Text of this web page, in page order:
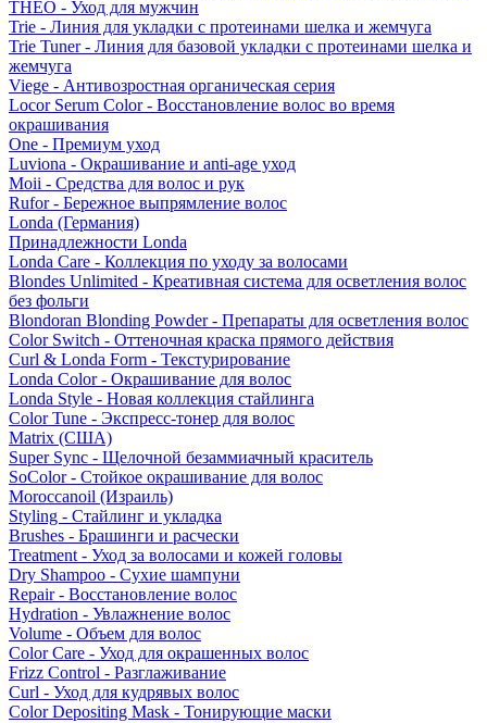
THEO - Уход для мужчин
Trie - Линия для укладки с протеинами шелка и жемчуга
Trie Tuner - Линия для базовой укладки с протеинами шелка и
жемчуга
Viege - Антивозростная органическая серия
Locor Serum Color - Восстановление волос во время
окрашивания
One - Премиум уход
Luviona - Окрашивание и anti-age уход
Moii - Средства для волос и рук
Rufor - Бережное выпрямление волос
Londa (Германия)
Принадлежности Londa
Londa Care - Коллекция по уходу за волосами
Blondes Unlimited - Креативная система для осветления волос
без фольги
Blondoran Blonding Powder - Препараты для осветления волос
Color Switch - Оттеночная краска прямого действия
Curl & Londa Form - Текстурирование
Londa Color - Окрашивание для волос
Londa Style - Новая коллекция стайлинга
Color Tune - Экспресс-тонер для волос
Matrix (США)
Super Sync - Щелочной безаммиачный краситель
SoColor - Стойкое окрашивание для волос
Moroccanoil (Израиль)
Styling - Стайлинг и укладка
Brushes - Брашинги и расчески
Treatment - Уход за волосами и кожей головы
Dry Shampoo - Сухие шампуни
Repair - Восстановление волос
Hydration - Увлажнение волос
Volume - Объем для волос
Color Care - Уход для окрашенных волос
Frizz Control - Разглаживание
Curl - Уход для кудрявых волос
Color Depositing Mask - Тонирующие маски